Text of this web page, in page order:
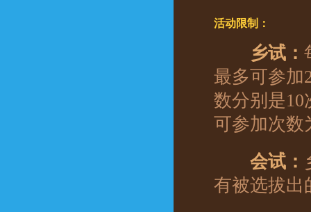
活动限制：
乡试：
最多可参加
数分别是10
可参加次数
会试：
有被选拔出